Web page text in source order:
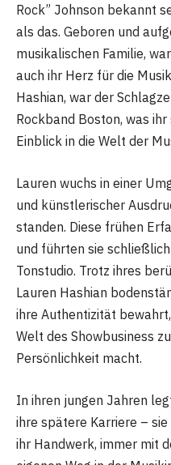
Rock” Johnson bekannt
als das. Geboren und
musikalischen Familie,
auch ihr Herz für die
Hashian, war der
Rockband Boston, was
Einblick in die Welt der
Lauren wuchs in einer
und künstlerischer
standen. Diese frühen
und führten sie
Tonstudio. Trotz ihres
Lauren Hashian
ihre Authentizität
Welt des Showbusiness
Persönlichkeit macht.
In ihren jungen Jahren
ihre spätere Karriere –
ihr Handwerk, immer mit